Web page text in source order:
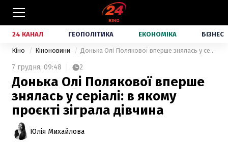
24 КАНАЛ ГЕОПОЛІТИКА ЕКОНОМІКА БІЗНЕС
Кіно Кіноновини Донька Олі Полякової вперше знялась у серіалі: в якому проєкті зіграла дівчина
7 грудня, 09:48 2
Донька Олі Полякової вперше
знялась у серіалі: в якому
проєкті зіграла дівчина
Юлія Михайлова